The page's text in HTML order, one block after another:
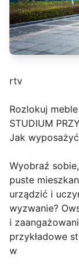
rtv
Rozlokuj
STUDIUM
Jak
Wyobraź
puste
urządzić i
wyzwanie?
i
przykładowe
w